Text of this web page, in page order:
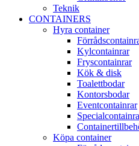
Teknik
CONTAINERS
Hyra container
Kylcontainrar
Fryscontainrar
Kök & disk
Toalettbodar
Kontorsbodar
Eventcontainrar
Köpa container